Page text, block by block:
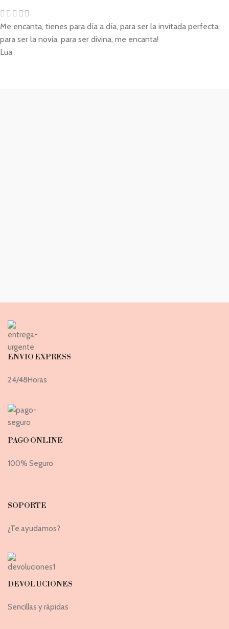
Me encanta, tienes para día a día, para ser la invitada perfecta,
para ser la novia, para ser divina, me encanta!
Lua
ENVIO EXPRESS
24/48Horas
PAGO ONLINE
100% Seguro
SOPORTE
¿Te ayudamos?
DEVOLUCIONES
Sencillas y rápidas